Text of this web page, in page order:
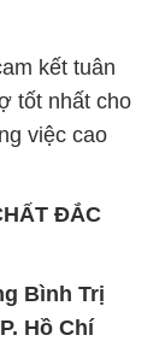
kết tuân
tốt nhất cho
việc cao
ĐẮC
Bình Trị
Hồ Chí